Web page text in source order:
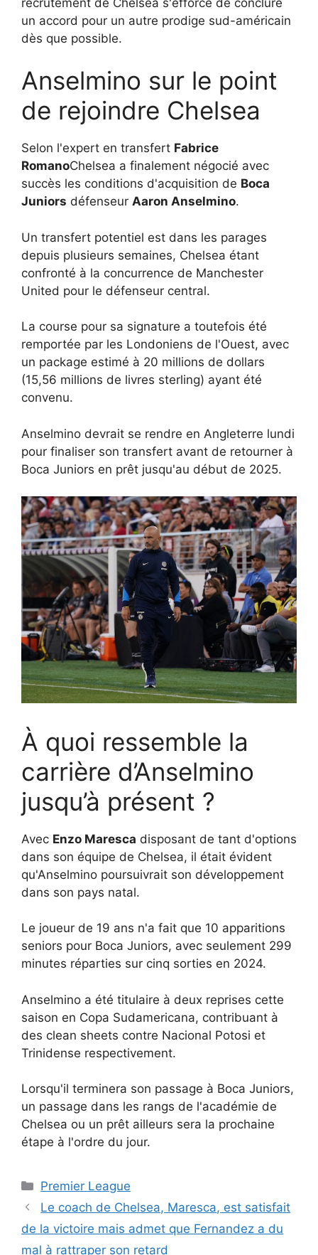
un accord pour un autre prodige sud-américain
dès que possible.
Anselmino sur le point
de rejoindre Chelsea
Selon l'expert en transfert Fabrice
RomanoChelsea a finalement négocié avec
succès les conditions d'acquisition de Boca
Juniors défenseur Aaron Anselmino.
Un transfert potentiel est dans les parages
depuis plusieurs semaines, Chelsea étant
confronté à la concurrence de Manchester
United pour le défenseur central.
La course pour sa signature a toutefois été
remportée par les Londoniens de l'Ouest, avec
un package estimé à 20 millions de dollars
(15,56 millions de livres sterling) ayant été
convenu.
Anselmino devrait se rendre en Angleterre lundi
pour finaliser son transfert avant de retourner à
Boca Juniors en prêt jusqu'au début de 2025.
À quoi ressemble la
carrière d’Anselmino
jusqu’à présent ?
Avec Enzo Maresca disposant de tant d'options
dans son équipe de Chelsea, il était évident
qu'Anselmino poursuivrait son développement
dans son pays natal.
Le joueur de 19 ans n'a fait que 10 apparitions
seniors pour Boca Juniors, avec seulement 299
minutes réparties sur cinq sorties en 2024.
Anselmino a été titulaire à deux reprises cette
saison en Copa Sudamericana, contribuant à
des clean sheets contre Nacional Potosi et
Trinidense respectivement.
Lorsqu'il terminera son passage à Boca Juniors,
un passage dans les rangs de l'académie de
Chelsea ou un prêt ailleurs sera la prochaine
étape à l'ordre du jour.
Catégories
Premier League
Le coach de Chelsea, Maresca, est satisfait
de la victoire mais admet que Fernandez a du
mal à rattraper son retard